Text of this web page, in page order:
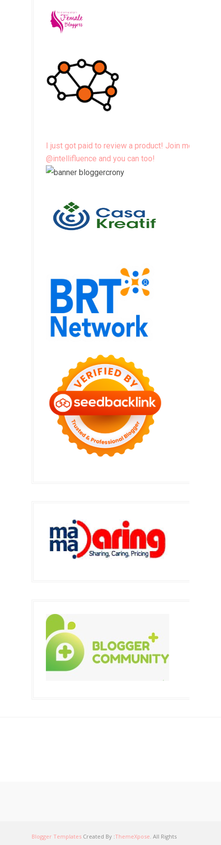
I just got paid to review a product! Join me
@intellifluence and you can too!
Blogger Templates Created By :ThemeXpose. All Rights